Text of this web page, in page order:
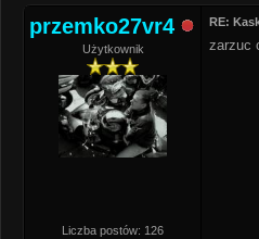
przemko27vr4
Użytkownik
Liczba postów: 126
RE:
zarzuc